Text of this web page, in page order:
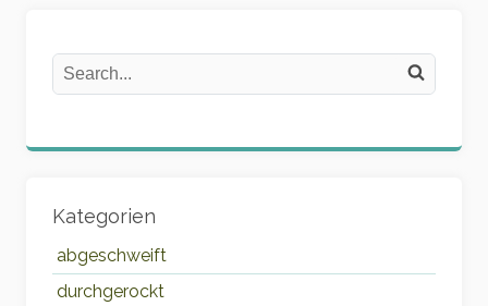
Search on the website
Search
Kategorien
abgeschweift
durchgerockt